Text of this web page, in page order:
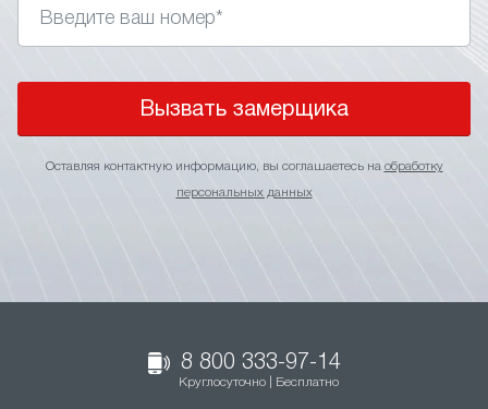
Вызвать замерщика
Оставляя контактную информацию, вы соглашаетесь на обработку
персональных данных
8 800 333-97-14
Круглосуточно | Бесплатно